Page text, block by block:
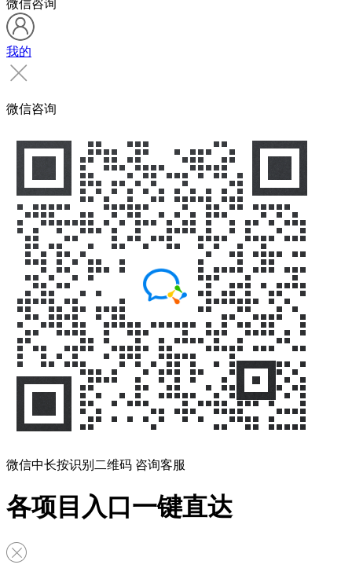
微信咨询
我的
微信咨询
微信中长按识别二维码 咨询客服
各项目入口一键直达